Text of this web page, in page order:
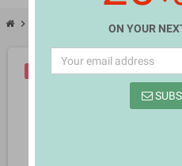
chevron_right Demala 1
-10%
ON YOUR